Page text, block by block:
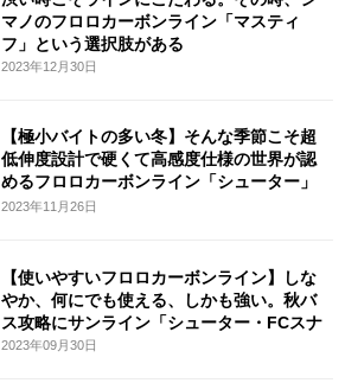
マノのフロロカーボンライン「マスティ
フ」という選択肢がある
2023年12月30日
【極小バイトの多い冬】そんな季節こそ超
低伸度設計で硬くて高感度仕様の世界が認
めるフロロカーボンライン「シューター」
が
2023年11月26日
【使いやすいフロロカーボンライン】しな
やか、何にでも使える、しかも強い。秋バ
ス攻略にサンライン「シューター・FCスナ
2023年09月30日